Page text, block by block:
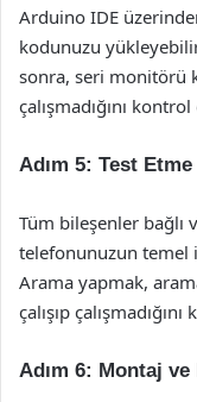
Arduino IDE
kodunuzu
sonra, seri monitörü
çalışmadığını
Adım 5: Test Etme
Tüm bileşenler bağlı
telefonunuzun temel
Arama yapmak,
çalışıp
Adım 6: Montaj ve